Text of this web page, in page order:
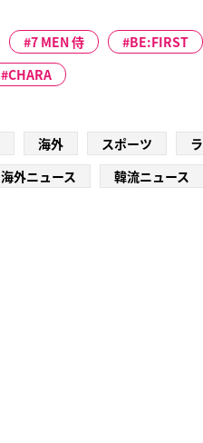
7 MEN 侍 BE:FIRST
CHARA
海外 スポーツ
海外ニュース 韓流ニュース